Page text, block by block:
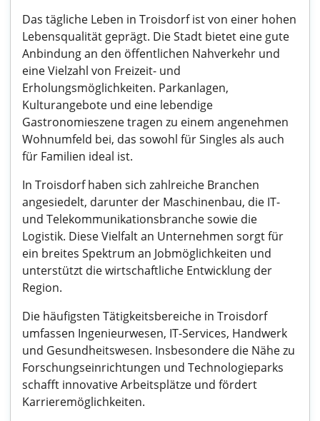
Das tägliche Leben in Troisdorf ist von einer hohen
Lebensqualität geprägt. Die Stadt bietet eine gute
Anbindung an den öffentlichen Nahverkehr und
eine Vielzahl von Freizeit- und
Erholungsmöglichkeiten. Parkanlagen,
Kulturangebote und eine lebendige
Gastronomieszene tragen zu einem angenehmen
Wohnumfeld bei, das sowohl für Singles als auch
für Familien ideal ist.
In Troisdorf haben sich zahlreiche Branchen
angesiedelt, darunter der Maschinenbau, die IT-
und Telekommunikationsbranche sowie die
Logistik. Diese Vielfalt an Unternehmen sorgt für
ein breites Spektrum an Jobmöglichkeiten und
unterstützt die wirtschaftliche Entwicklung der
Region.
Die häufigsten Tätigkeitsbereiche in Troisdorf
umfassen Ingenieurwesen, IT-Services, Handwerk
und Gesundheitswesen. Insbesondere die Nähe zu
Forschungseinrichtungen und Technologieparks
schafft innovative Arbeitsplätze und fördert
Karrieremöglichkeiten.